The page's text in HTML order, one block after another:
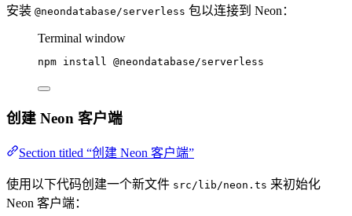
安装 @neondatabase/serverless 包以连接到 Neon：
Terminal window
npm install @neondatabase/serverless
创建 Neon 客户端
Section titled “创建 Neon 客户端”
使用以下代码创建一个新文件 src/lib/neon.ts 来初始化
Neon 客户端：